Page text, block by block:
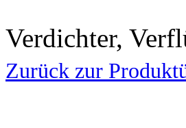
Verdichter,
Zurück zur